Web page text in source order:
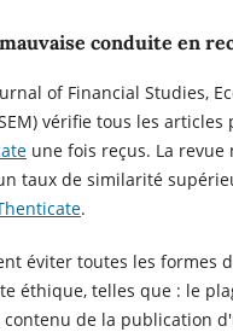
conduite en
of Financial Studies,
vérifie tous les
une fois reçus. La revue
taux de similarité
.
éviter toutes les formes
éthique, telles que : le
de la publication